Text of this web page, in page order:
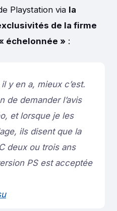
Playstation via la
de la firme
échelonnée » :
y en a, mieux c’est.
de demander l’avis
et lorsque je les
ils disent que la
deux ou trois ans
PS est acceptée